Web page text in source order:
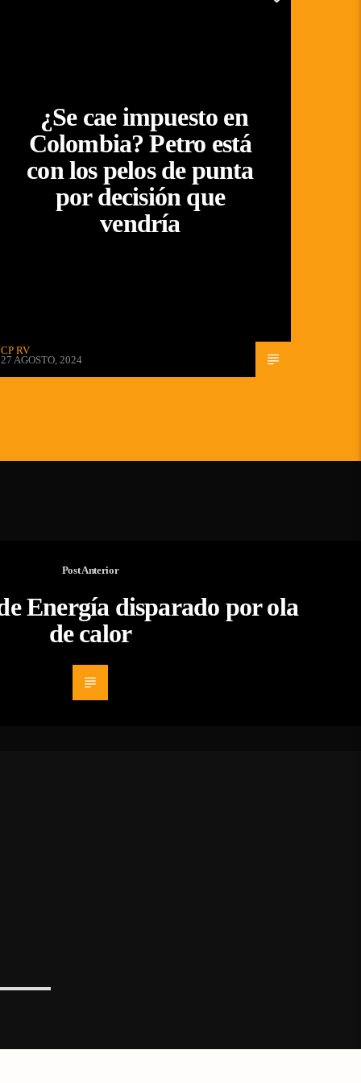
¿Se cae impuesto en
Colombia? Petro está
con los pelos de punta
por decisión que
vendría
CP RV
27 AGOSTO, 2024
Post Anterior
Energía disparado por ola
de calor